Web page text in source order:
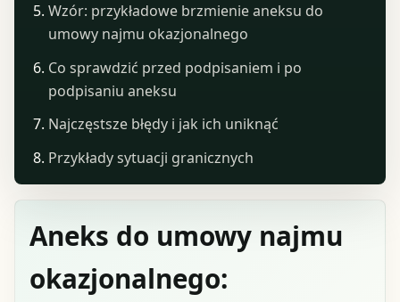
Aneks do umowy najmu
okazjonalnego:
Wzór: przykładowe brzmienie aneksu do
umowy najmu okazjonalnego
Co sprawdzić przed podpisaniem i po
podpisaniu aneksu
Najczęstsze błędy i jak ich uniknąć
Przykłady sytuacji granicznych